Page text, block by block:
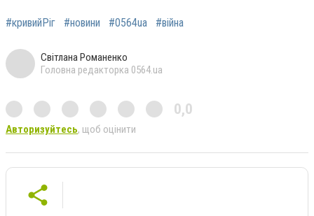
#кривийРіг #новини #0564ua #війна
Світлана Романенко
Головна редакторка 0564.ua
0,0
Авторизуйтесь, щоб оцінити